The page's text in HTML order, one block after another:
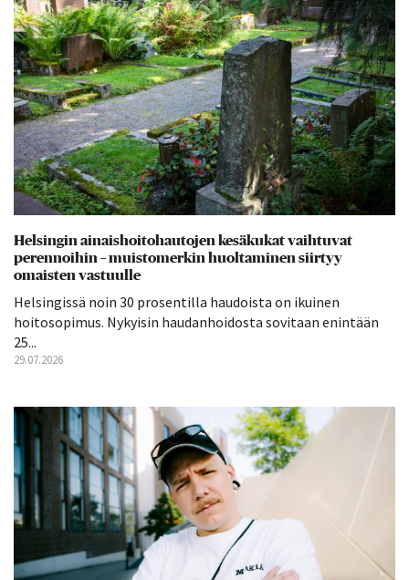
Helsingin ainaishoitohautojen kesäkukat vaihtuvat
perennoihin – muistomerkin huoltaminen siirtyy
omaisten vastuulle
Helsingissä noin 30 prosentilla haudoista on ikuinen
hoitosopimus. Nykyisin haudanhoidosta sovitaan enintään
25...
29.07.2026